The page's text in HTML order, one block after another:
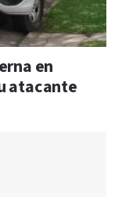
en
atacante